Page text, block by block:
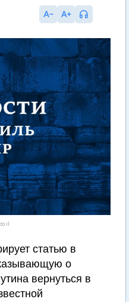
статью в
о
вернуться в